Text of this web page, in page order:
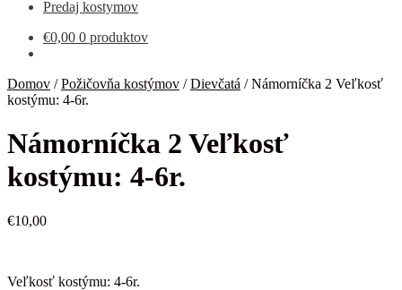
Predaj kostymov
€0,00 0 produktov
Domov /Požičovňa kostýmov /Dievčatá /Námorníčka 2 Veľkosť
kostýmu: 4-6r.
Námorníčka 2 Veľkosť
kostýmu: 4-6r.
€10,00
Veľkosť kostýmu: 4-6r.